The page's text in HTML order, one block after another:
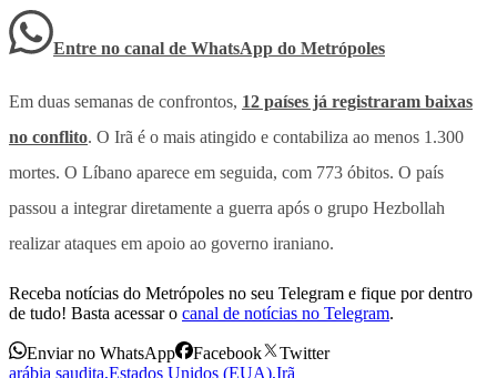
Entre no canal de WhatsApp do Metrópoles
Em duas semanas de confrontos, 12 países já registraram baixas
no conflito. O Irã é o mais atingido e contabiliza ao menos 1.300
mortes. O Líbano aparece em seguida, com 773 óbitos. O país
passou a integrar diretamente a guerra após o grupo Hezbollah
realizar ataques em apoio ao governo iraniano.
Receba notícias do Metrópoles no seu Telegram e fique por dentro
de tudo! Basta acessar o canal de notícias no Telegram.
Enviar no WhatsApp Facebook
Twitter
arábia saudita,Estados Unidos (EUA),Irã